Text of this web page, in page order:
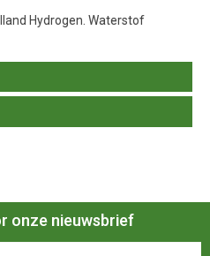
Hydrogen. Waterstof
onze nieuwsbrief